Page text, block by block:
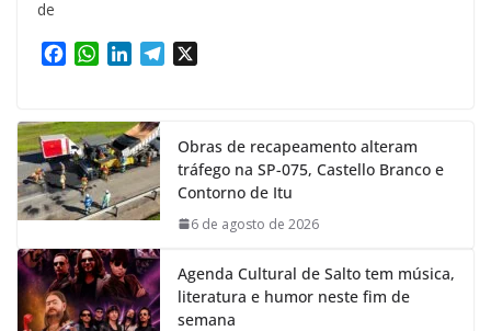
de
e
b
o
o
k
W
t
s
A
p
p
k
e
d
I
n
m
Obras de recapeamento alteram
tráfego na SP-075, Castello Branco e
Contorno de Itu
6 de agosto de 2026
Agenda Cultural de Salto tem música,
literatura e humor neste fim de
semana